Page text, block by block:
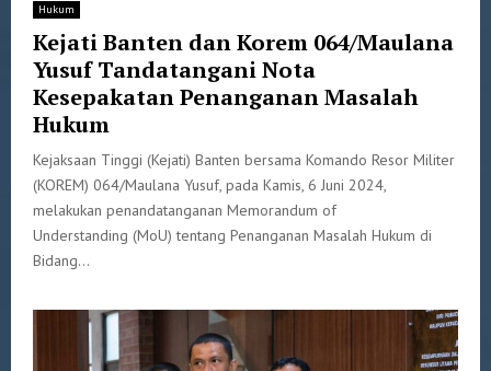
Hukum
Kejati Banten dan Korem 064/Maulana
Yusuf Tandatangani Nota
Kesepakatan Penanganan Masalah
Hukum
Kejaksaan Tinggi (Kejati) Banten bersama Komando Resor Militer
(KOREM) 064/Maulana Yusuf, pada Kamis, 6 Juni 2024,
melakukan penandatanganan Memorandum of
Understanding (MoU) tentang Penanganan Masalah Hukum di
Bidang...